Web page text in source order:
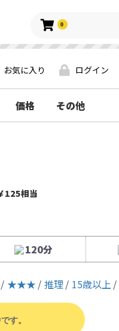
0
お気に入り ログイン
価格 その他
125相当
120分
★★★ 推理 15歳以上
す。